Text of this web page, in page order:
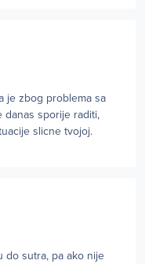
je zbog problema sa
danas sporije raditi,
slicne tvojoj.
do sutra, pa ako nije